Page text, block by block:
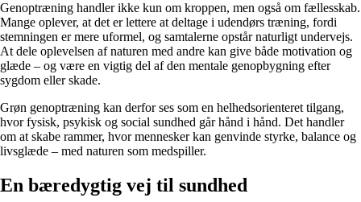
Genoptræning handler ikke kun om kroppen, men også om fællesskab.
Mange oplever, at det er lettere at deltage i udendørs træning, fordi
stemningen er mere uformel, og samtalerne opstår naturligt undervejs.
At dele oplevelsen af naturen med andre kan give både motivation og
glæde – og være en vigtig del af den mentale genopbygning efter
sygdom eller skade.
Grøn genoptræning kan derfor ses som en helhedsorienteret tilgang,
hvor fysisk, psykisk og social sundhed går hånd i hånd. Det handler
om at skabe rammer, hvor mennesker kan genvinde styrke, balance og
livsglæde – med naturen som medspiller.
En bæredygtig vej til sundhed